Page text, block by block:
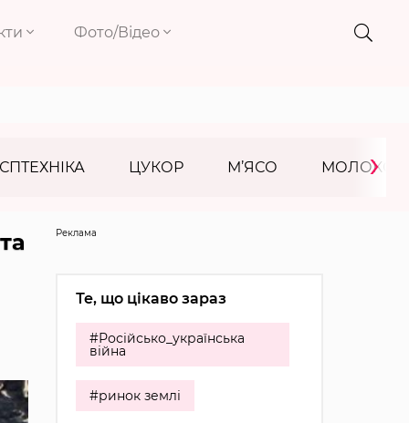
Фото/Відео
ЦУКОР М’ЯСО МОЛОКО
›
Реклама
Те, що цікаво зараз
#Російсько_українська
війна
#ринок землі